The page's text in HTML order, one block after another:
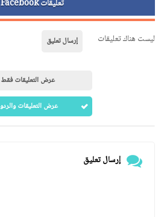
تعليقات Facebook
ليست هناك تعليقات إرسال تعليق
عرض التعليقات فقط
عرض التعليقات
إرسال تعليق